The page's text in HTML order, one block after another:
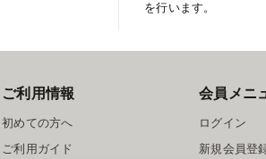
を行います。
ご利用情報
初めての方へ
ご利用ガイド
会員メニ
ログイン
新規会員登